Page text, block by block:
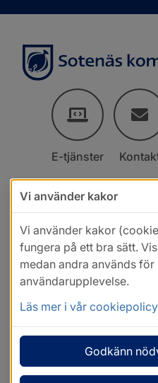
E-tjänster
Vi använder kakor
Vi använder kakor
fungera på ett bra sätt.
medan andra används
användarupplevelse.
Läs mer i vår cookiepolicy
Godkänn